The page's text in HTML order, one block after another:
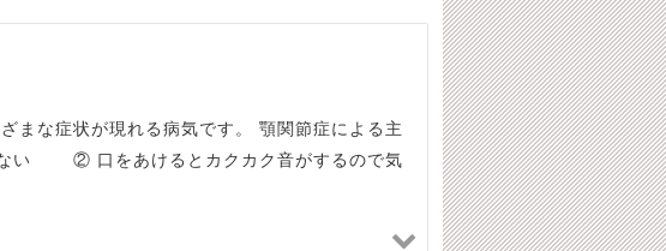
まな症状が現れる病気です。 顎関節症による主
い ② 口をあけるとカクカク音がするので気